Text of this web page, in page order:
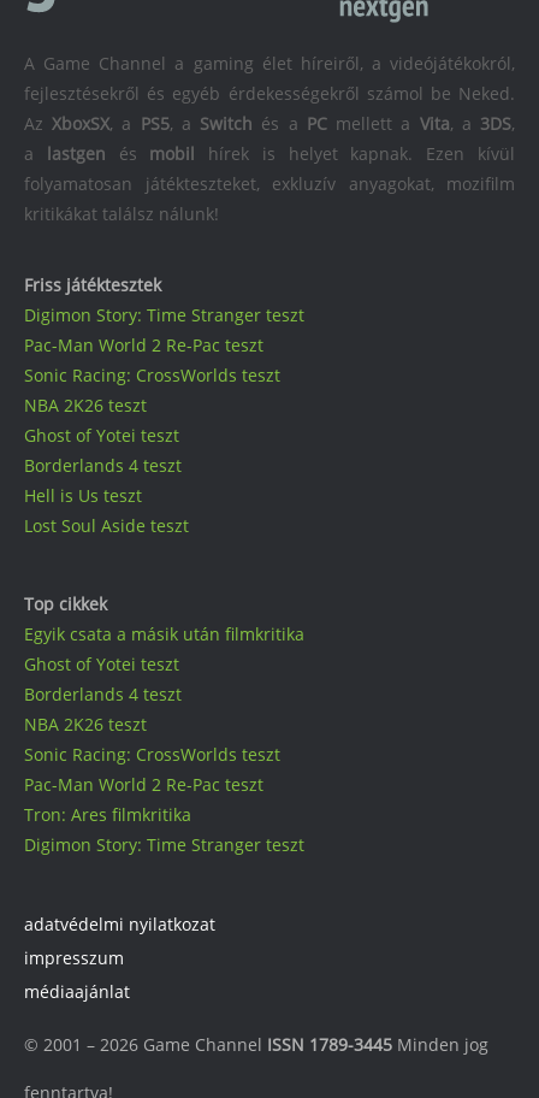
Friss játéktesztek
Digimon Story: Time Stranger teszt
Pac-Man World 2 Re-Pac teszt
Sonic Racing: CrossWorlds teszt
NBA 2K26 teszt
Ghost of Yotei teszt
Borderlands 4 teszt
Hell is Us teszt
Lost Soul Aside teszt
Top cikkek
Egyik csata a másik után filmkritika
Ghost of Yotei teszt
Borderlands 4 teszt
NBA 2K26 teszt
Sonic Racing: CrossWorlds teszt
Pac-Man World 2 Re-Pac teszt
Tron: Ares filmkritika
Digimon Story: Time Stranger teszt
A Game Channel a gaming élet híreiről, a videójátékokról,
fejlesztésekről és egyéb érdekességekről számol be Neked.
AzXboxSX, a PS5, a Switch és a PCmellett a Vita, a 3DS,
a
lastgen és mobil
hírek is helyet kapnak. Ezen kívül
folyamatosan játékteszteket, exkluzív anyagokat, mozifilm
kritikákat találsz nálunk!
adatvédelmi nyilatkozat
impresszum
médiaajánlat
© 2001 – 2026 Game Channel ISSN 1789-3445 Minden jog
fenntartva!